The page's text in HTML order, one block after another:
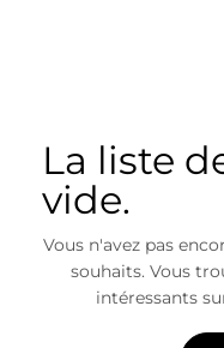
La liste
vide.
Vous n'avez pas
souhaits. Vous
intéressants